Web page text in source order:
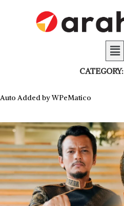
CATEGORY:
Auto Added by WPeMatico